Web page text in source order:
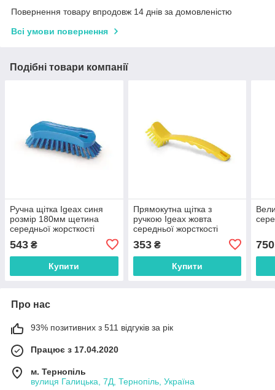
Повернення товару впродовж 14 днів за домовленістю
Всі умови повернення
Подібні товари компанії
Ручна щітка Igeax синя
розмір 180мм щетина
середньої жорсткості
543 ₴
Купити
Прямокутна щітка з
ручкою Igeax жовта
середньої жорсткості
353₴
Купити
750
Про нас
93% позитивних з 511 відгуків за рік
Працює з 17.04.2020
м. Тернопіль
вулиця Галицька, 7Д, Тернопіль, Україна